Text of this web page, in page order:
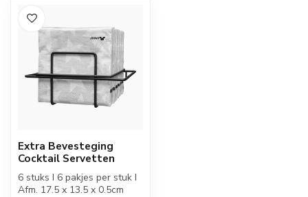
Extra Bevesteging
Cocktail Servetten
6 stuks I 6 pakjes per stuk I
Afm. 17.5 x 13.5 x 0.5cm